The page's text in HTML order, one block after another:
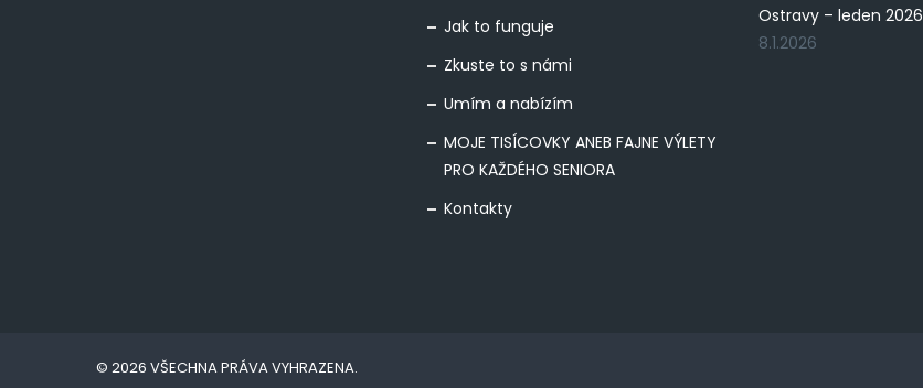
Jak to funguje
Zkuste to s námi
Umím a nabízím
MOJE TISÍCOVKY ANEB FAJNE VÝLETY
PRO KAŽDÉHO SENIORA
Kontakty
Ostravy – leden 2026
8.1.2026
© 2026 VŠECHNA PRÁVA VYHRAZENA.